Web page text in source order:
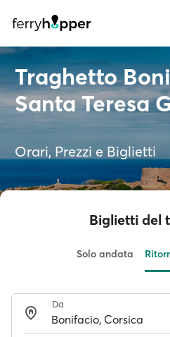
Traghetto
Santa Teresa
Orari, Prezzi e Biglietti
Biglietti del
Solo andata
Da